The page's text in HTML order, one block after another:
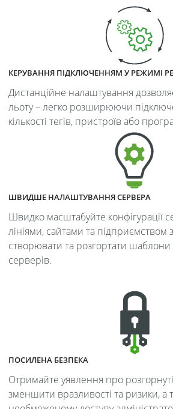
КЕРУВАННЯ ПІДКЛЮЧЕННЯМ У РЕЖИМІ
Дистанційне налаштування
льоту – легко розширюючи
кількості тегів, пристроїв або
ШВИДШЕ НАЛАШТУВАННЯ СЕРВЕРА
Швидко масштабуйте конфігурації
лініями, сайтами та підприємством
створювати та розгортати шаблони
серверів.
ПОСИЛЕНА БЕЗПЕКА
Отримайте уявлення про
зменшити вразливості та ризики, а